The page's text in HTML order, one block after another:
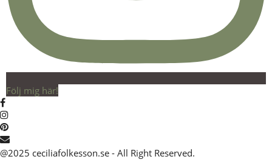
Följ mig här!
@2025 ceciliafolkesson.se - All Right Reserved.